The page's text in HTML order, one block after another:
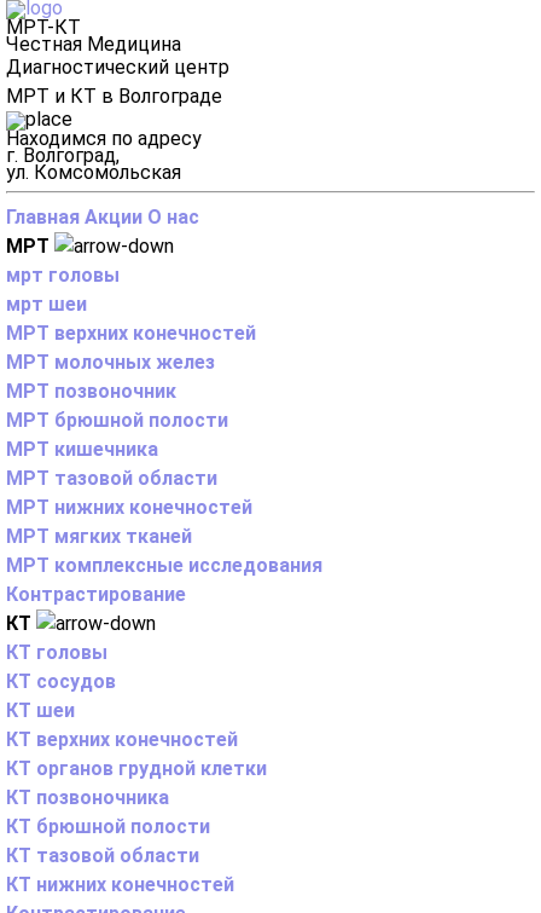
МРТ-КТ
Честная Медицина
Диагностический центр
МРТ и КТ в Волгограде
Находимся по адресу
г. Волгоград,
ул. Комсомольская
Главная Акции О нас
МРТ
мрт головы
мрт шеи
МРТ верхних конечностей
МРТ молочных желез
МРТ позвоночник
МРТ брюшной полости
МРТ кишечника
МРТ тазовой области
МРТ нижних конечностей
МРТ мягких тканей
МРТ комплексные исследования
Контрастирование
КТ
КТ головы
КТ сосудов
КТ шеи
КТ верхних конечностей
КТ органов грудной клетки
КТ позвоночника
КТ брюшной полости
КТ тазовой области
КТ нижних конечностей